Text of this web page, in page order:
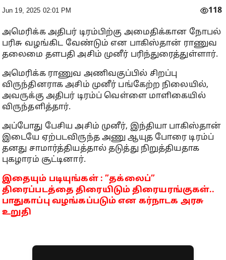
Jun 19, 2025 02:01 PM 118
அமெரிக்க அதிபர் டிரம்பிற்கு அமைதிக்கான நோபல்
பரிசு வழங்கிட வேண்டும் என பாகிஸ்தான் ராணுவ
தலைமை தளபதி அசிம் முனீர் பரிந்துரைத்துள்ளார்.
அமெரிக்க ராணுவ அணிவகுப்பில் சிறப்பு
விருந்தினராக அசிம் முனீர் பங்கேற்ற நிலையில்,
அவருக்கு அதிபர் டிரம்ப் வெள்ளை மாளிகையில்
விருந்தளித்தார்.
அப்போது பேசிய அசிம் முனீர், இந்தியா பாகிஸ்தான்
இடையே ஏற்படவிருந்த அணு ஆயுத போரை டிரம்ப்
தனது சாமார்த்தியத்தால் தடுத்து நிறுத்தியதாக
புகழாரம் சூட்டினார்.
இதையும் படியுங்கள் : ”தக்லைப்”
திரைப்படத்தை திரையிடும் திரையரங்குகள்..
பாதுகாப்பு வழங்கப்படும் என கர்நாடக அரசு
உறுதி